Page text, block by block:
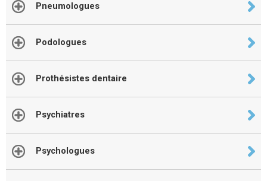
Pneumologues
Podologues
Prothésistes dentaire
Psychiatres
Psychologues